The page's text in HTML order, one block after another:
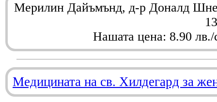
Мерилин Дайъмънд, д-р Доналд
Нашата цена: 8.90 лв./
Медицината на св. Хилдегард за